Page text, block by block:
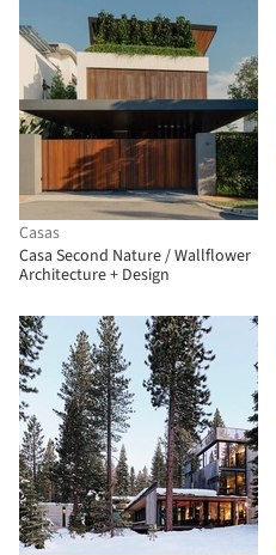
Casas
Casa Second Nature / Wallflower
Architecture + Design